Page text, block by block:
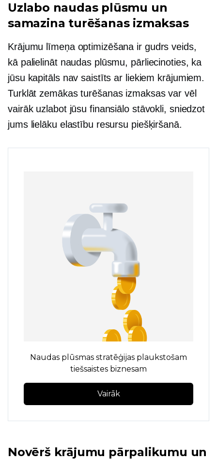
Uzlabo naudas plūsmu un
samazina turēšanas izmaksas
Krājumu līmeņa optimizēšana ir gudrs veids,
kā palielināt naudas plūsmu, pārliecinoties, ka
jūsu kapitāls nav saistīts ar liekiem krājumiem.
Turklāt zemākas turēšanas izmaksas var vēl
vairāk uzlabot jūsu finansiālo stāvokli, sniedzot
jums lielāku elastību resursu piešķiršanā.
Naudas plūsmas stratēģijas plaukstošam
tiešsaistes biznesam
Vairāk
Novērš krājumu pārpalikumu un